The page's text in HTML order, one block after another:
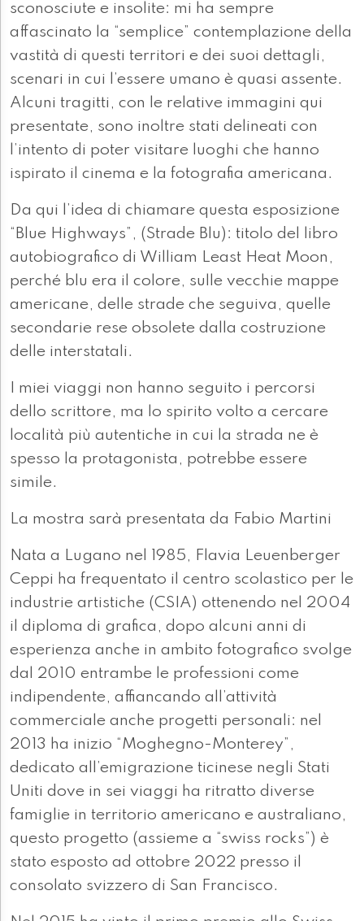
sconosciute e insolite: mi ha sempre
affascinato la “semplice” contemplazione della
vastità di questi territori e dei suoi dettagli,
scenari in cui l’essere umano è quasi assente.
Alcuni tragitti, con le relative immagini qui
presentate, sono inoltre stati delineati con
l’intento di poter visitare luoghi che hanno
ispirato il cinema e la fotografia americana.
Da qui l’idea di chiamare questa esposizione
“Blue Highways”, (Strade Blu): titolo del libro
autobiografico di William Least Heat Moon,
perché blu era il colore, sulle vecchie mappe
americane, delle strade che seguiva, quelle
secondarie rese obsolete dalla costruzione
delle interstatali.
I miei viaggi non hanno seguito i percorsi
dello scrittore, ma lo spirito volto a cercare
località più autentiche in cui la strada ne è
spesso la protagonista, potrebbe essere
simile.
La mostra sarà presentata da Fabio Martini
Nata a Lugano nel 1985, Flavia Leuenberger
Ceppi ha frequentato il centro scolastico per le
industrie artistiche (CSIA) ottenendo nel 2004
il diploma di grafica, dopo alcuni anni di
esperienza anche in ambito fotografico svolge
dal 2010 entrambe le professioni come
indipendente, affiancando all’attività
commerciale anche progetti personali: nel
2013 ha inizio “Moghegno-Monterey”,
dedicato all’emigrazione ticinese negli Stati
Uniti dove in sei viaggi ha ritratto diverse
famiglie in territorio americano e australiano,
questo progetto (assieme a “swiss rocks”) è
stato esposto ad ottobre 2022 presso il
consolato svizzero di San Francisco.